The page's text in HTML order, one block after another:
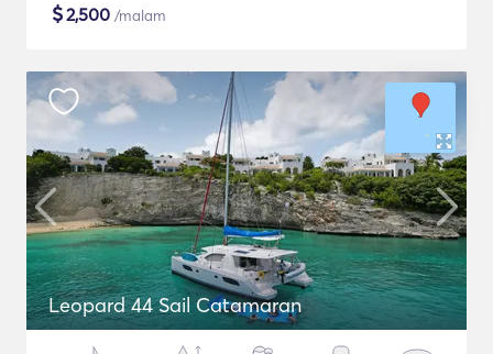
$2,500 /malam
Leopard 44 Sail Catamaran